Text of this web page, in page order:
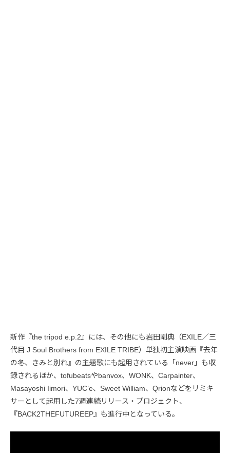
新作『the tripod e.p.2』には、その他にも岩田剛典（EXILE／三
代目 J Soul Brothers from EXILE TRIBE）単独初主演映画『去年
の冬、きみと別れ』の主題歌にも起用されている「never」も収
録されるほか、tofubeatsやbanvox、WONK、Carpainter、
Masayoshi Iimori、YUC’e、Sweet William、Qrionなどをリミキ
サーとして起用した7週連続リリース・プロジェクト、
『BACK2THEFUTUREEP』も進行中となっている。